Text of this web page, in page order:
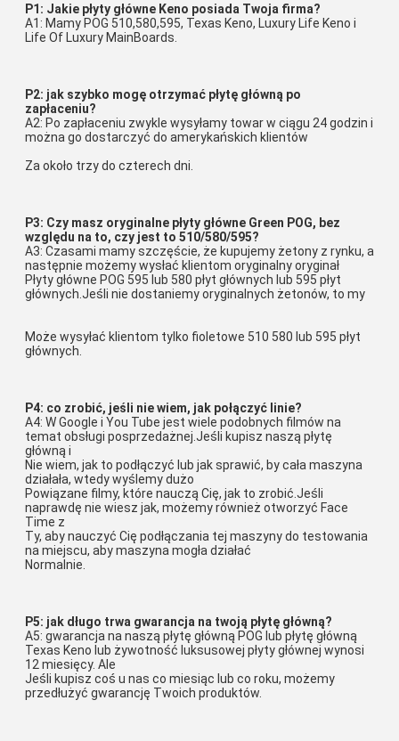
P1: Jakie płyty główne Keno posiada Twoja firma?
A1: Mamy POG 510,580,595, Texas Keno, Luxury Life Keno i
Life Of Luxury MainBoards.
P2: jak szybko mogę otrzymać płytę główną po
zapłaceniu?
A2: Po zapłaceniu zwykle wysyłamy towar w ciągu 24 godzin i
można go dostarczyć do amerykańskich klientów
Za około trzy do czterech dni.
P3: Czy masz oryginalne płyty główne Green POG, bez
względu na to, czy jest to 510/580/595?
A3: Czasami mamy szczęście, że kupujemy żetony z rynku, a
następnie możemy wysłać klientom oryginalny oryginał
Płyty główne POG 595 lub 580 płyt głównych lub 595 płyt
głównych.Jeśli nie dostaniemy oryginalnych żetonów, to my
Może wysyłać klientom tylko fioletowe 510 580 lub 595 płyt
głównych.
P4: co zrobić, jeśli nie wiem, jak połączyć linie?
A4: W Google i You Tube jest wiele podobnych filmów na
temat obsługi posprzedażnej.Jeśli kupisz naszą płytę
główną i
Nie wiem, jak to podłączyć lub jak sprawić, by cała maszyna
działała, wtedy wyślemy dużo
Powiązane filmy, które nauczą Cię, jak to zrobić.Jeśli
naprawdę nie wiesz jak, możemy również otworzyć Face
Time z
Ty, aby nauczyć Cię podłączania tej maszyny do testowania
na miejscu, aby maszyna mogła działać
Normalnie.
P5: jak długo trwa gwarancja na twoją płytę główną?
A5: gwarancja na naszą płytę główną POG lub płytę główną
Texas Keno lub żywotność luksusowej płyty głównej wynosi
12 miesięcy. Ale
Jeśli kupisz coś u nas co miesiąc lub co roku, możemy
przedłużyć gwarancję Twoich produktów.